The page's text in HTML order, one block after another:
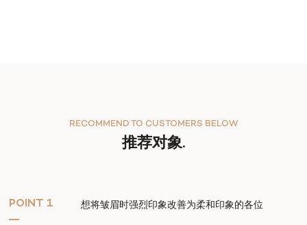
推荐对象.
RECOMMEND TO CUSTOMERS BELOW
POINT 1 想将皱眉时强烈印象改善为柔和印象的各位